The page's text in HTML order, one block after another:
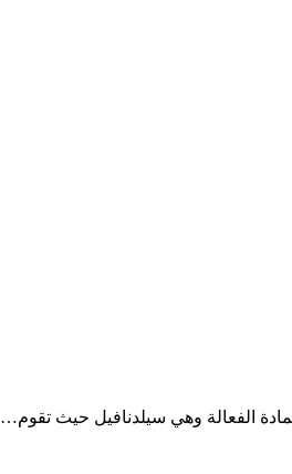
الفعالة وهي سيلدنافيل حيث تقوم…